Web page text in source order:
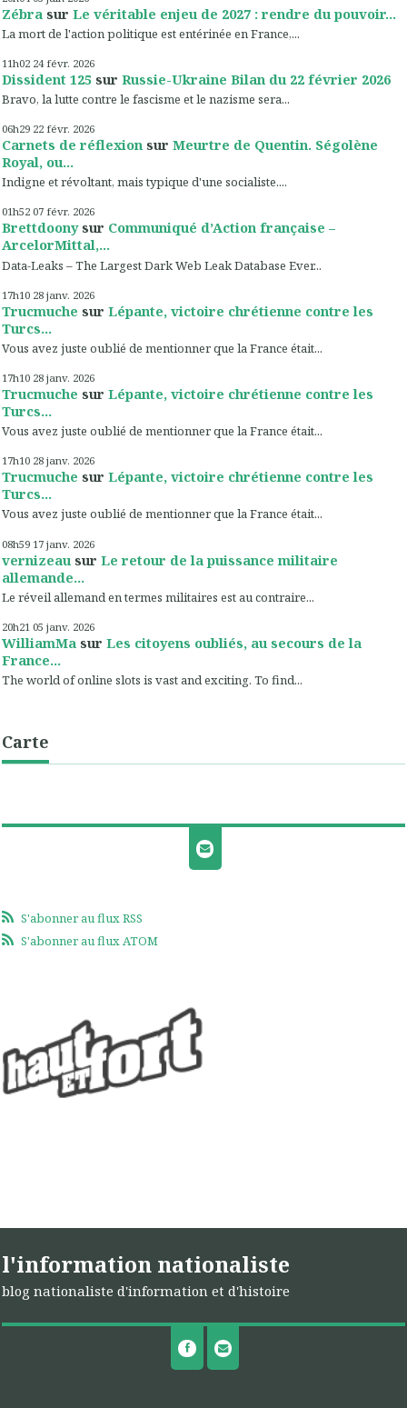
Zébra sur Le véritable enjeu de 2027 : rendre du pouvoir...
La mort de l'action politique est entérinée en France,...
11h02 24 févr. 2026
Dissident 125 sur Russie-Ukraine Bilan du 22 février 2026
Bravo, la lutte contre le fascisme et le nazisme sera...
06h29 22 févr. 2026
Carnets de réflexion sur Meurtre de Quentin. Ségolène
Royal, ou...
Indigne et révoltant, mais typique d'une socialiste....
01h52 07 févr. 2026
Brettdoonysur Communiqué d’Action française –
ArcelorMittal,...
Data-Leaks – The Largest Dark Web Leak Database Ever...
17h10 28 janv. 2026
Trucmuche sur Lépante, victoire chrétienne contre les
Turcs...
Vous avez juste oublié de mentionner que la France était...
17h10 28 janv. 2026
Trucmuche sur Lépante, victoire chrétienne contre les
Turcs...
Vous avez juste oublié de mentionner que la France était...
17h10 28 janv. 2026
Trucmuche sur Lépante, victoire chrétienne contre les
Turcs...
Vous avez juste oublié de mentionner que la France était...
08h59 17 janv. 2026
vernizeau sur Le retour de la puissance militaire
allemande...
Le réveil allemand en termes militaires est au contraire...
20h21 05 janv. 2026
WilliamMa sur Les citoyens oubliés, au secours de la
France...
The world of online slots is vast and exciting. To find...
Carte
S'abonner au flux RSS
S'abonner au flux ATOM
l'information nationaliste
blog nationaliste d'information et d'histoire